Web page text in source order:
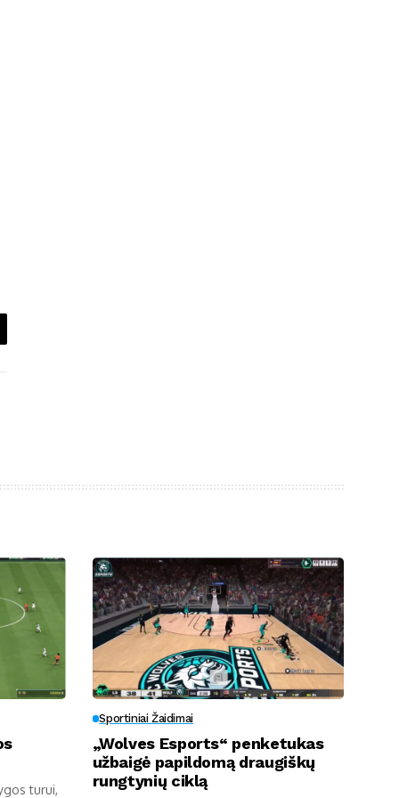
turui,
Sportiniai Žaidimai
„Wolves Esports“ penketukas
užbaigė papildomą draugiškų
rungtynių ciklą